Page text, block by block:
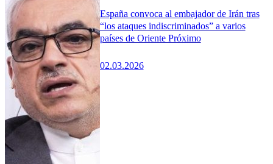
España convoca al embajador de Irán tras
“los ataques indiscriminados” a varios
países de Oriente Próximo
02.03.2026